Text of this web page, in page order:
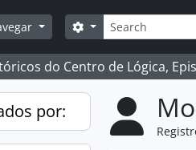
Buscar
Opções de busca
do Centro de Lógica,
por: